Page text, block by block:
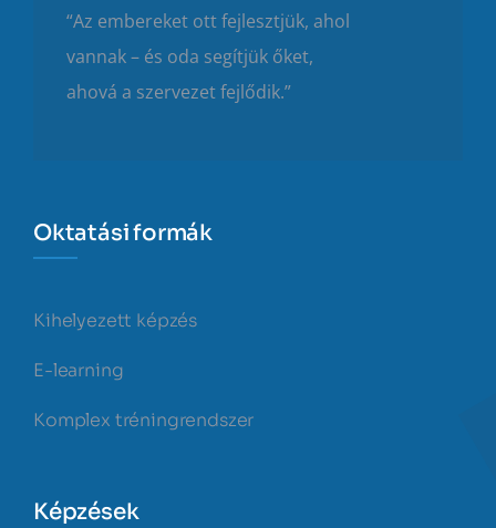
“Az embereket ott fejlesztjük, ahol
vannak – és oda segítjük őket,
ahová a szervezet fejlődik.”
Oktatási formák
Kihelyezett képzés
E-learning
Komplex tréningrendszer
Képzések